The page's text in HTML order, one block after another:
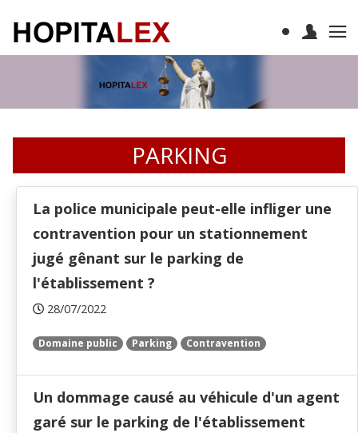
PARKING
La police municipale peut-elle infliger une
contravention pour un stationnement
jugé gênant sur le parking de
l'établissement ?
28/07/2022
Domaine public Parking Contravention
Un dommage causé au véhicule d'un agent
garé sur le parking de l'établissement